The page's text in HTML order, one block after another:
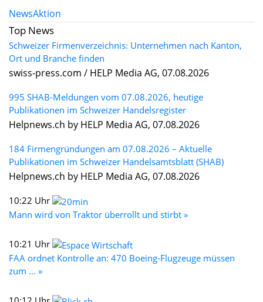
NewsAktion
Top News
Schweizer Firmenverzeichnis: Unternehmen nach Kanton,
Ort und Branche finden
swiss-press.com / HELP Media AG, 07.08.2026
995 SHAB-Meldungen vom 07.08.2026, heutige
Publikationen im Schweizer Handelsregister
Helpnews.ch by HELP Media AG, 07.08.2026
184 Firmengründungen am 07.08.2026 – Aktuelle
Publikationen im Schweizer Handelsamtsblatt (SHAB)
Helpnews.ch by HELP Media AG, 07.08.2026
10:22 Uhr
Mann wird von Traktor überrollt und stirbt »
10:21 Uhr
FAA ordnet Kontrolle an: 470 Boeing-Flugzeuge müssen
zum ... »